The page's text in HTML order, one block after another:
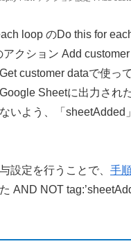
loop のDo this for
クション Add
customer dataで使っ
Sheetに出力され
いよう、「sheetAdded
設定を行うことで、 手
AND NOT